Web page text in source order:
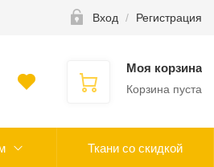
Вход / Регистрация
Моя корзина
Корзина пуста
Ткани со скидкой